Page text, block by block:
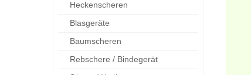
Heckenscheren
Blasgeräte
Baumscheren
Rebschere / Bindegerät